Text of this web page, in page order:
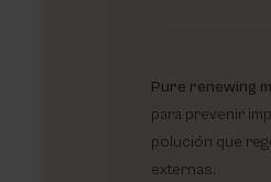
Pure renewing
para prevenir
polución que
externas.